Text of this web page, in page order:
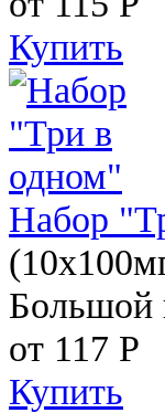
Купить
Набор
Большой
от 117 Р
Купить